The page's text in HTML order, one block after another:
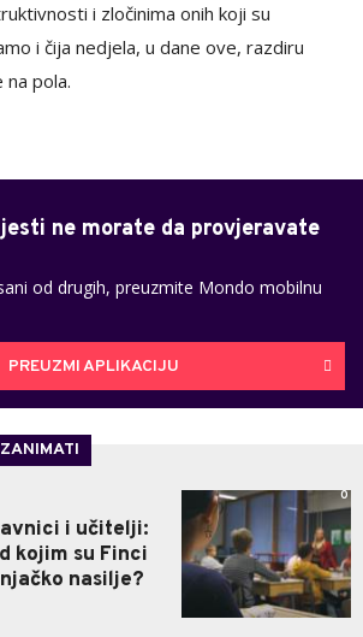
i zločinima onih koji su
i čija nedjela, u dane ove, razdiru
na pola.
ne morate da provjeravate
od drugih, preuzmite Mondo mobilnu
PREUZMI APLIKACIJU
i učitelji:
kojim su Finci
nasilje?
0